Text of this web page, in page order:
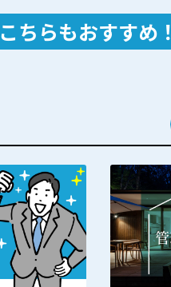
こちらもおすすめ！